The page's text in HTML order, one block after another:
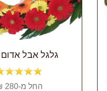
גלגל אבל
החל מ-280 ₪